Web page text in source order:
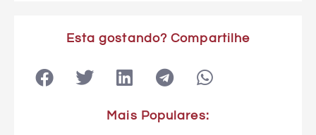
Esta gostando? Compartilhe
Mais Populares: